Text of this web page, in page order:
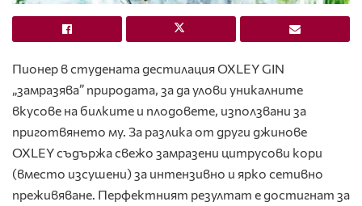
Пионер в студената дестилацияOXLEY GIN
„замразява” природата, за да улови уникалните
вкусове на билките и плодовете, използвани за
приготвянето му. За разлика от други джинове
OXLEY съдържа свежо замразени цитрусови кори
(вместо изсушени) за интензивно и ярко сетивно
преживяване. Перфектният резултат е достигнат за